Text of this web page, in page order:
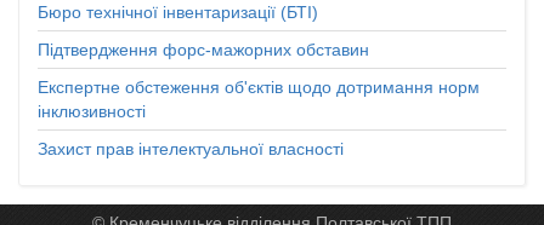
Бюро технічної інвентаризації (БТІ)
Підтвердження форс-мажорних обставин
Експертне обстеження об'єктів щодо дотримання норм
інклюзивності
Захист прав інтелектуальної власності